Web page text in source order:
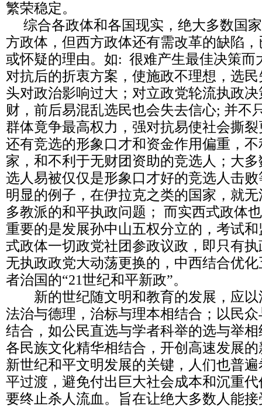
繁荣稳定。
综合各政体和各国现实，绝大多数国
方政体，但西方政体还有需改革的缺陷
或怀疑的理由。如: 很难产生最佳决策而
对抗后的折衷方案，使施政不理想，选
头对政治影响过大；对立政党轮流执政
财，前后易混乱选民也会失去信心; 并不
群体竟争最高权力，强对抗易使社会撕
还有竞选的形象口才和资金作用偏重，
家，和不利于无财团资助的竞选人；大
选人易被仅仅是形象口才好的竞选人击
明显的例子，在伊拉克之类的国家，就
多教派的和平执政问题； 而实西式政体
重要的是发展孙中山五权分立的，考试
式政体一切政党社团参政议政，即只有
无执政政党大动荡更换的，中西结合优
者治国的“21世纪和平新政”。
新的世纪随文明和教育的发展，应以
法治与德理，治标与理本相结合；以民
结合，如公民直选与学者科举的选与举
各民族文化精华相结合，开创高速发展
新世纪和平文明发展的关键，人们也普
平过渡，避免付出巨大社会成本和沉重
要终止杀人流血。旨在让绝大多数人能